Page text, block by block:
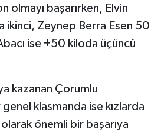
olmayı başarırken, Elvin
ikinci, Zeynep Berra Esen 50
ise +50 kiloda üçüncü
kazanan Çorumlu
klasmanda ise kızlarda
önemli bir başarıya